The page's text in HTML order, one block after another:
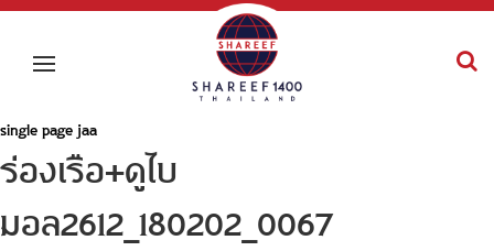
single page jaa
ร่องเรือ+ดูไบ
มอล2612_180202_0067